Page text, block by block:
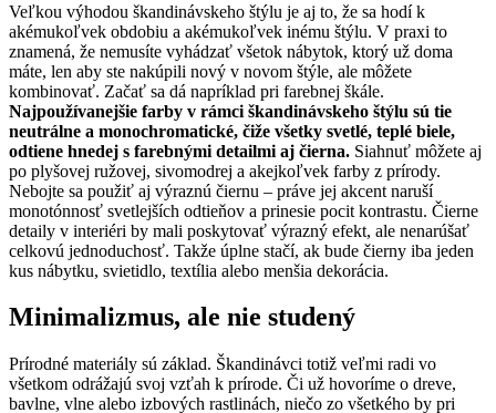
Veľkou výhodou škandinávskeho štýlu je aj to, že sa hodí k
akémukoľvek obdobiu a akémukoľvek inému štýlu. V praxi to
znamená, že nemusíte vyhádzať všetok nábytok, ktorý už doma
máte, len aby ste nakúpili nový v novom štýle, ale môžete
kombinovať. Začať sa dá napríklad pri farebnej škále.
Najpoužívanejšie farby v rámci škandinávskeho štýlu sú tie
neutrálne a monochromatické, čiže všetky svetlé, teplé biele,
odtiene hnedej s farebnými detailmi aj čierna. Siahnuť môžete aj
po plyšovej ružovej, sivomodrej a akejkoľvek farby z prírody.
Nebojte sa použiť aj výraznú čiernu – práve jej akcent naruší
monotónnosť svetlejších odtieňov a prinesie pocit kontrastu. Čierne
detaily v interiéri by mali poskytovať výrazný efekt, ale nenarúšať
celkovú jednoduchosť. Takže úplne stačí, ak bude čierny iba jeden
kus nábytku, svietidlo, textília alebo menšia dekorácia.
Minimalizmus, ale nie studený
Prírodné materiály sú základ. Škandinávci totiž veľmi radi vo
všetkom odrážajú svoj vzťah k prírode. Či už hovoríme o dreve,
bavlne, vlne alebo izbových rastlinách, niečo zo všetkého by pri